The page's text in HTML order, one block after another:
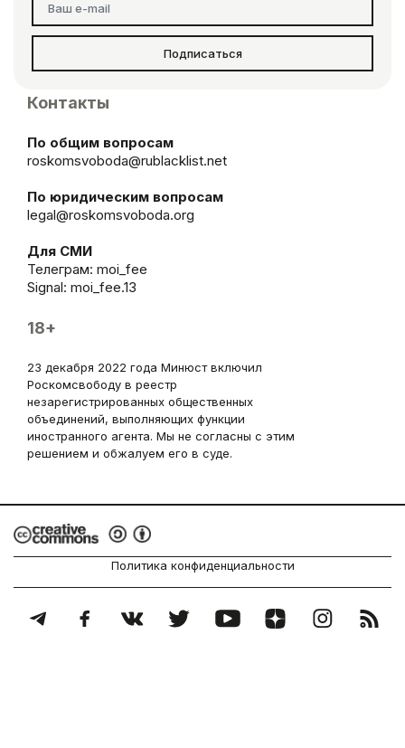
Подписаться
Контакты
По общим вопросам
roskomsvoboda@rublacklist.net
По юридическим вопросам
legal@roskomsvoboda.org
Для СМИ
Телеграм: moi_fee
Signal: moi_fee.13
18+
23 декабря 2022 года Минюст включил
Роскомсвободу в реестр
незарегистрированных общественных
объединений, выполняющих функции
иностранного агента. Мы не согласны с этим
решением и обжалуем его в суде.
Политика конфиденциальности